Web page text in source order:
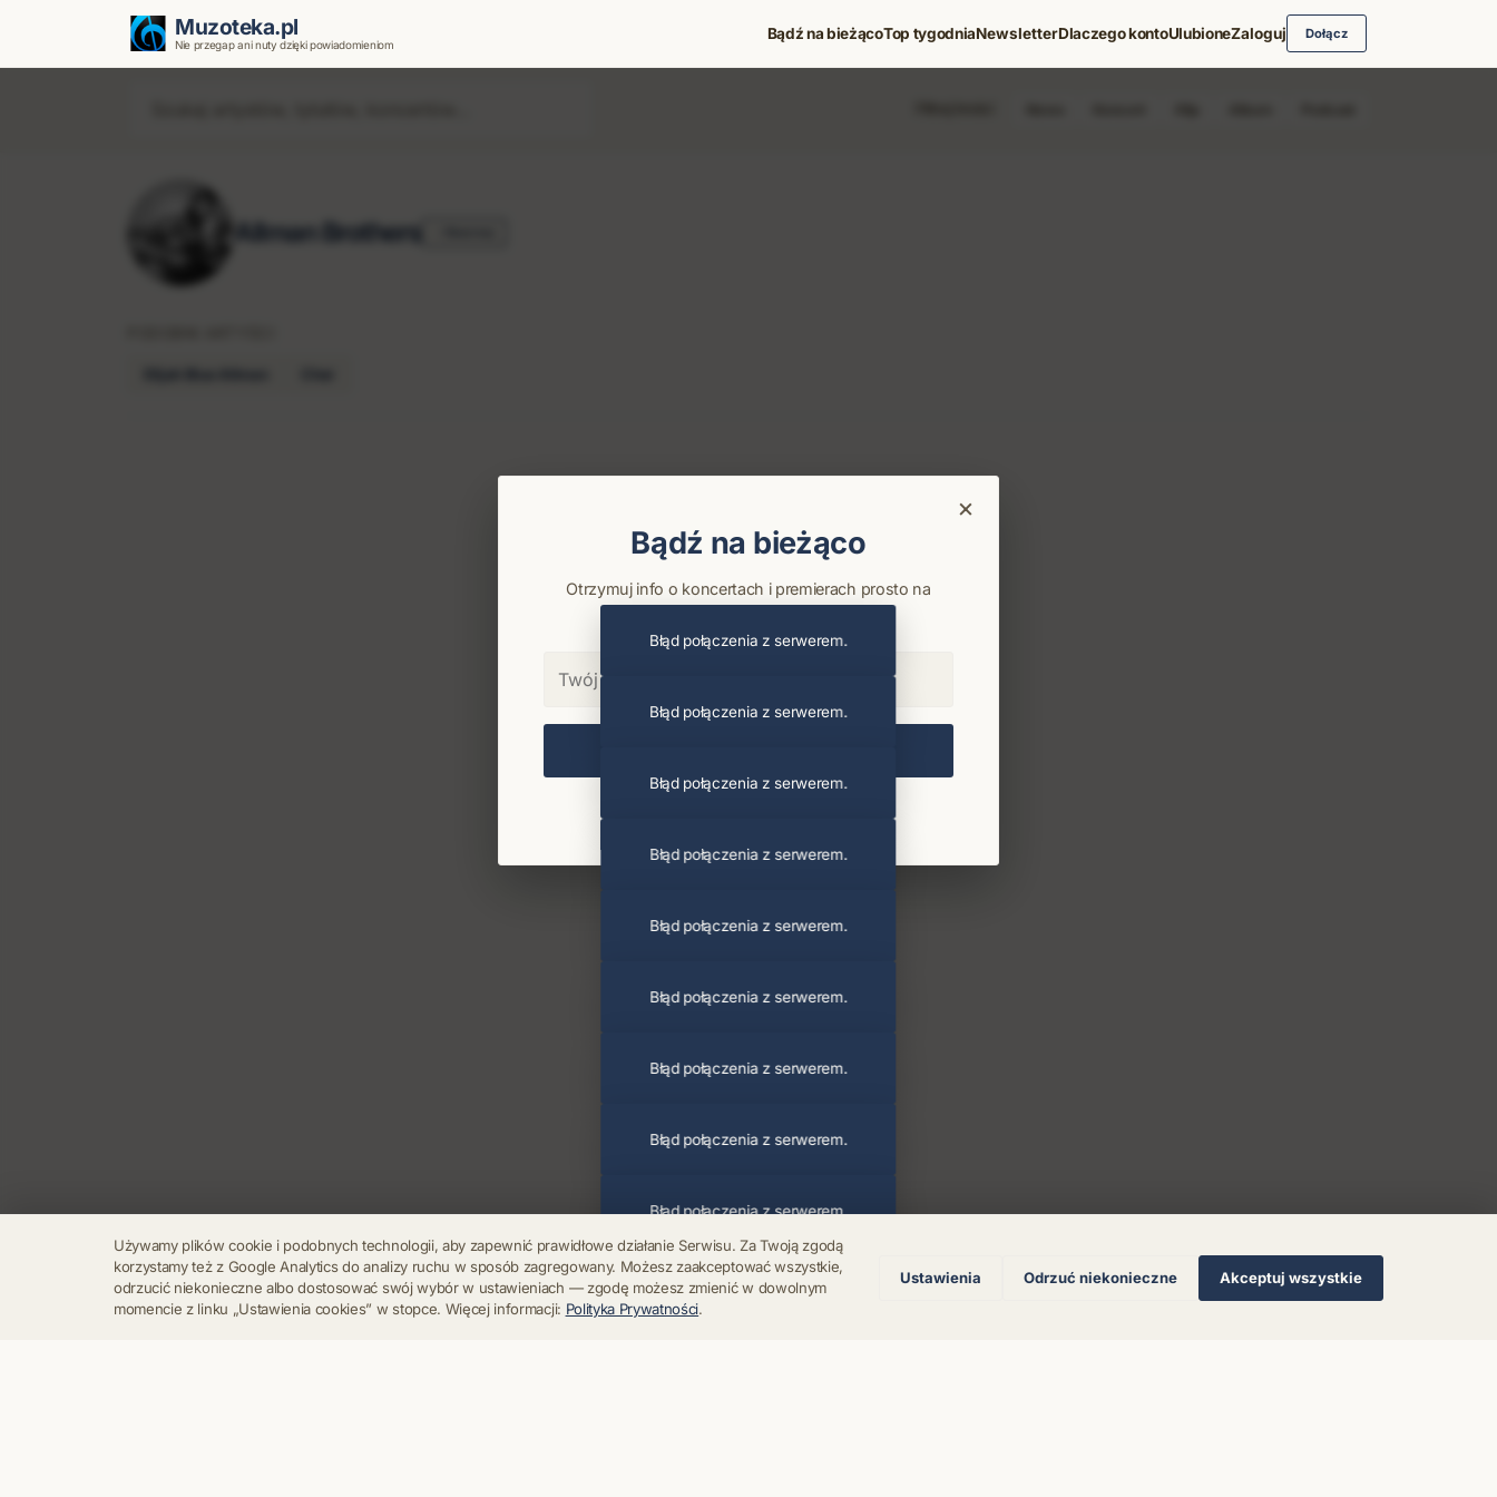
Muzoteka.pl
Nie przegap ani nuty dzięki powiadomieniom
Bądź na bieżącoTop tygodniaNewsletterDlaczego kontoUlubioneZaloguj Dołącz
Allman Brothers
RegulaminPolityka PrywatnościKontaktUstawienia cookies
Używamy plików cookie i podobnych technologii, aby zapewnić prawidłowe działanie Serwisu. Za Twoją zgodą
korzystamy też z Google Analytics do analizy ruchu w sposób zagregowany. Możesz zaakceptować wszystkie,
odrzucić niekonieczne albo dostosować swój wybór w ustawieniach — zgodę możesz zmienić w dowolnym
momencie z linku „Ustawienia cookies” w stopce. Więcej informacji: Polityka Prywatności.
Ustawienia Odrzuć niekonieczne Akceptuj wszystkie
×
Bądź na bieżąco
Otrzymuj info o koncertach i premierach prosto na
Błąd połączenia z serwerem.
Błąd połączenia z serwerem.
Błąd połączenia z serwerem.
Błąd połączenia z serwerem.
Błąd połączenia z serwerem.
Błąd połączenia z serwerem.
Błąd połączenia z serwerem.
Błąd połączenia z serwerem.
Błąd połączenia z serwerem.
Błąd połączenia z serwerem.